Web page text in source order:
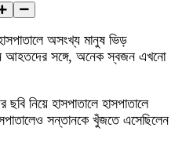
অসংখ্য মানুষ ভিড়
আহতদের সঙ্গে, অনেক স্বজন এখনো
নিয়ে হাসপাতালে হাসপাতালে
সন্তানকে খুঁজতে এসেছিলেন